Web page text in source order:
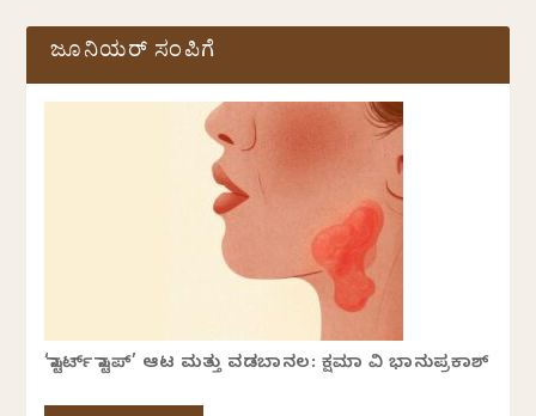
ಜೂನಿಯರ್ ಸಂಪಿಗೆ
‘ಸ್ಟಾರ್ಟ್ ಸ್ಟಾಪ್’ ಆಟ ಮತ್ತು ವಡಬಾನಲ: ಕ್ಷಮಾ ವಿ ಭಾನುಪ್ರಕಾಶ್